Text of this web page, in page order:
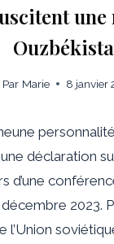
Par Marie 8 janvier
une
déclaration
d’une
2023.
l’Union